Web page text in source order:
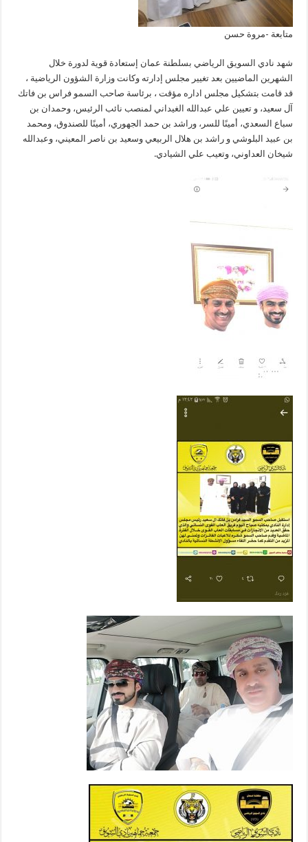
متابعة -مروة حسن
شهد نادي السويق الرياضي بسلطنة عمان إستعادة قوية لدورة خلال
الشهرين الماضيين بعد تغيير مجلس إدارته وكانت وزارة الشؤون الرياضية ،
قد قامت بتشكيل مجلس اداره مؤقت ، برئاسة صاحب السمو فراس بن فاتك
آل سعيد، و تعيين علي عبدالله الغيداني لمنصب نائب الرئيس، وحمدان بن
سباع السعدي، أمينًا للسر، وراشد بن حمد الجهوري، أمينًا للصندوق، ومحمد
بن عبيد البلوشي و راشد بن هلال الربيعي وسعيد بن ناصر المعيني، وعبدالله
شيخان العداوني، وتعيب علي الشيادي.